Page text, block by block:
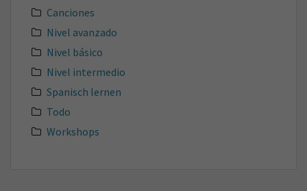
Canciones
Nivel avanzado
Nivel básico
Nivel intermedio
Spanisch lernen
Todo
Workshops